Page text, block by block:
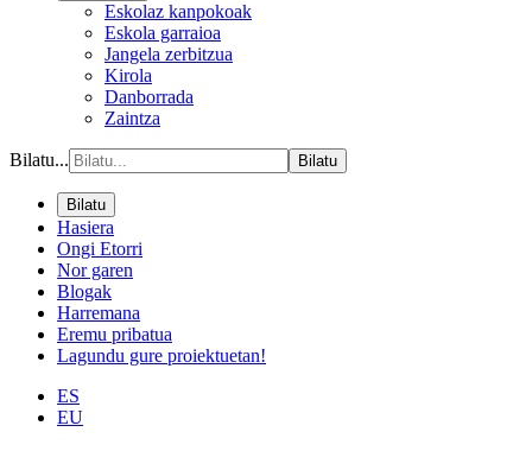
Eskolaz kanpokoak
Eskola garraioa
Jangela zerbitzua
Kirola
Danborrada
Zaintza
Bilatu... Bilatu
Bilatu
Hasiera
Ongi Etorri
Nor garen
Blogak
Harremana
Eremu pribatua
Lagundu gure proiektuetan!
ES
EU